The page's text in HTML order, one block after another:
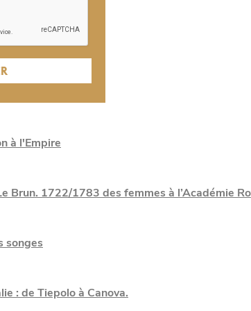
à l'Empire
Brun. 1722/1783 des femmes à l’Académie
songes
: de Tiepolo à Canova.